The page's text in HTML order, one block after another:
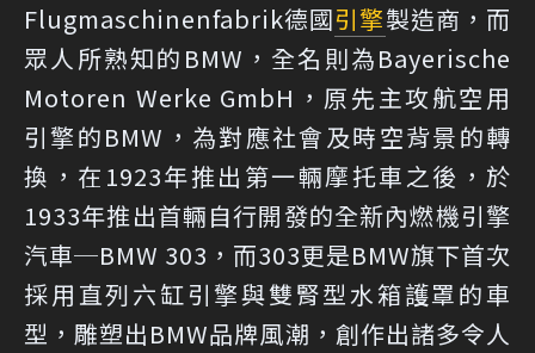
Flugmaschinenfabrik德國引擎製造商，而
眾人所熟知的BMW，全名則為Bayerische
Motoren Werke GmbH，原先主攻航空用
引擎的BMW，為對應社會及時空背景的轉
換，在1923年推出第一輛摩托車之後，於
1933年推出首輛自行開發的全新內燃機引擎
汽車─BMW 303，而303更是BMW旗下首次
採用直列六缸引擎與雙腎型水箱護罩的車
型，雕塑出BMW品牌風潮，創作出諸多令人